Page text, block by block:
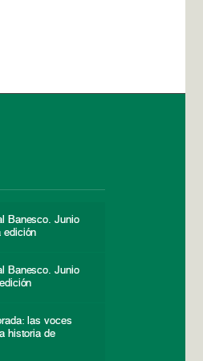
Banesco. Junio
edición
Banesco. Junio
las voces
historia de